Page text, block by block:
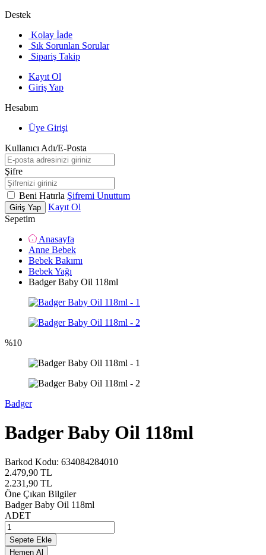
Destek
Kolay İade
Sık Sorunlan Sorular
Sipariş Takip
Kayıt Ol
Giriş Yap
Hesabım
Üye Girişi
Kullanıcı Adı/E-Posta
Şifre
Beni Hatırla Şifremi Unuttum
Giriş Yap
Kayıt Ol
Sepetim
Anasayfa
Anne Bebek
Bebek Bakımı
Bebek Yağı
Badger Baby Oil 118ml
%10
Badger
Badger Baby Oil 118ml
Barkod Kodu: 634084284010
2.479,90 TL
2.231,90 TL
Öne Çıkan Bilgiler
Badger Baby Oil 118ml
ADET
Sepete Ekle
Hemen Al